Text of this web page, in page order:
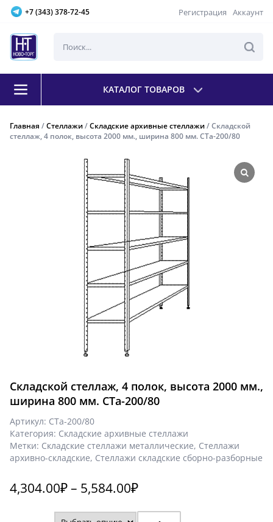
+7 (343) 378-72-45 Регистрация Аккаунт
КАТАЛОГ ТОВАРОВ
Главная /Стеллажи/Складские архивные стеллажи/ Складской
стеллаж, 4 полок, высота 2000 мм., ширина 800 мм. СТа-200/80
Складской стеллаж, 4 полок, высота 2000 мм.,
ширина 800 мм. СТа-200/80
Артикул: СТа-200/80
Категория: Складские архивные стеллажи
Метки: Складские стеллажи металлические, Стеллажи
архивно-складские, Стеллажи складские сборно-разборные
4,304.00₽– 5,584.00₽